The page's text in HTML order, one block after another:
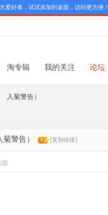
爱好者，试试添加到桌面，访问更方便！
淘专辑 我的关注 论坛
入菊警告）
警告） [复制链接]
国